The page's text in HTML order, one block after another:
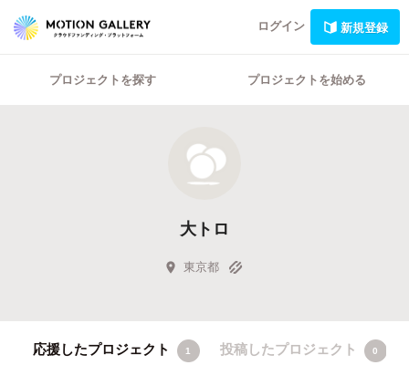
ログイン 新規登録
プロジェクトを探す プロジェクトを始める
大トロ
東京都
応援したプロジェクト 1 投稿したプロジェクト 0